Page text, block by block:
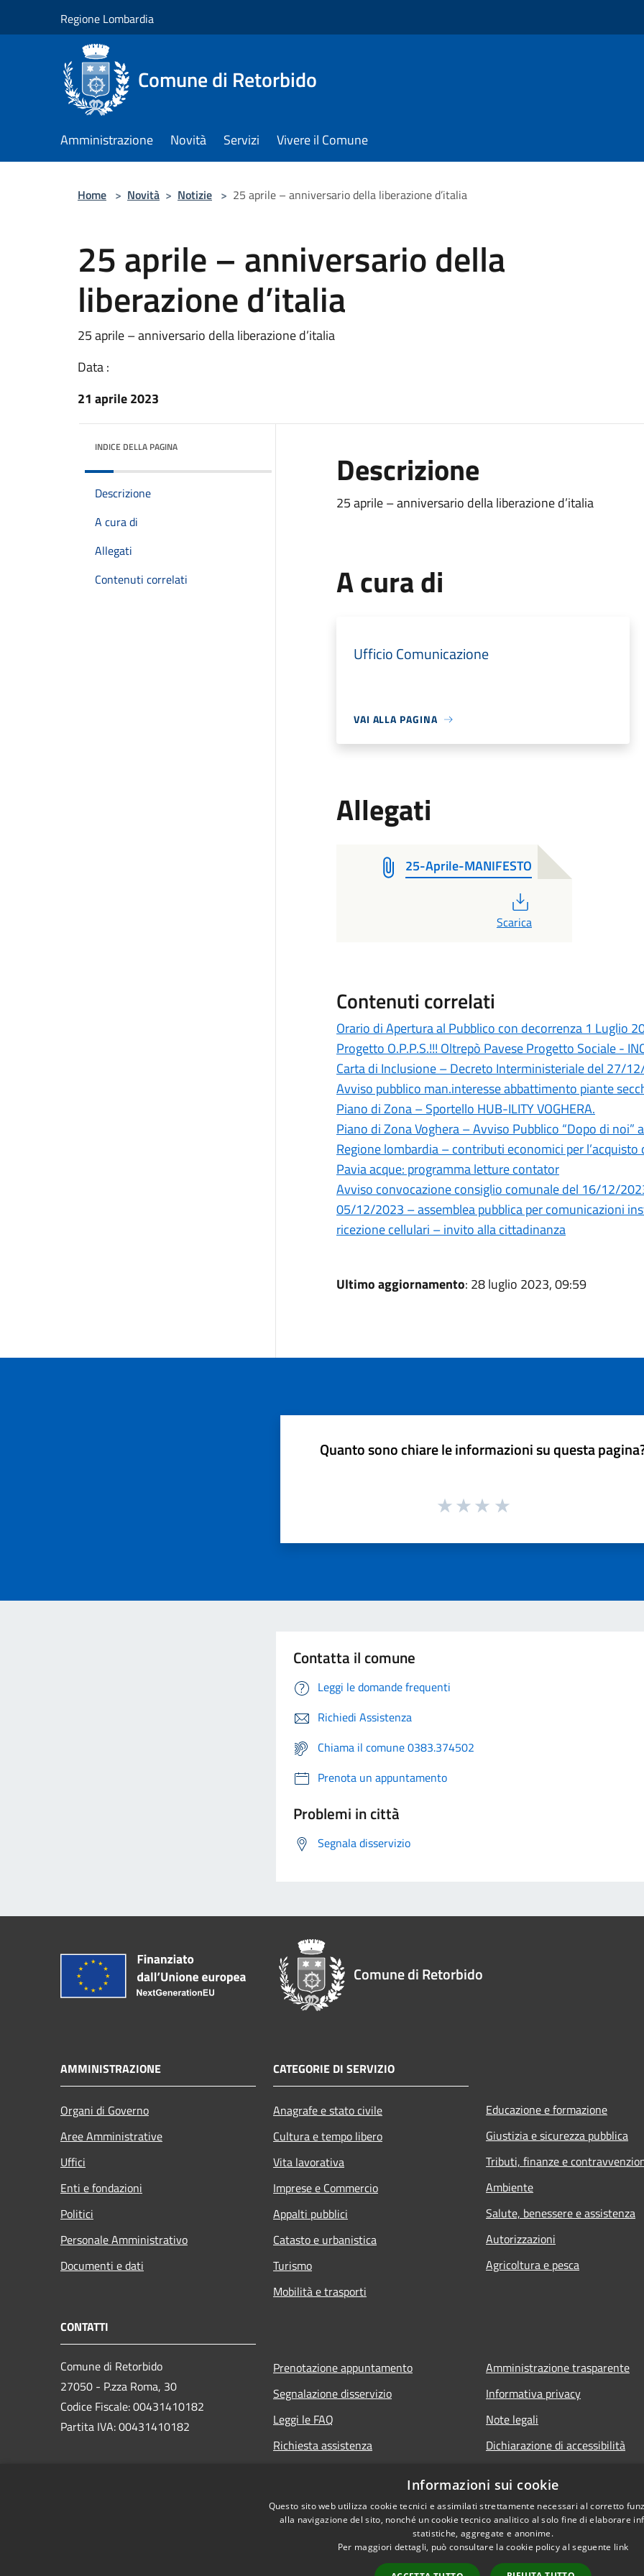
Regione Lombardia
Comune di Retorbido
Amministrazione Novità Servizi Vivere il Comune
Home > Novità > Notizie > 25 aprile – anniversario della liberazione d’italia
25 aprile – anniversario della
liberazione d’italia
25 aprile – anniversario della liberazione d’italia
Data :
21 aprile 2023
INDICE DELLA PAGINA
Descrizione
A cura di
Allegati
Contenuti correlati
Descrizione
25 aprile – anniversario della liberazione d’italia
A cura di
Ufficio Comunicazione
VAI ALLA PAGINA
Allegati
25-Aprile-MANIFESTO
Scarica
Contenuti correlati
Orario di Apertura al Pubblico con decorrenza 1 Luglio
Progetto O.P.P.S.!!! Oltrepò Pavese Progetto Sociale -
Carta di Inclusione – Decreto Interministeriale del 27/
Avviso pubblico man.interesse abbattimento piante
Piano di Zona – Sportello HUB-ILITY VOGHERA.
Piano di Zona Voghera – Avviso Pubblico “Dopo di
Regione lombardia – contributi economici per
Pavia acque: programma letture contator
Avviso convocazione consiglio comunale del 16/12/
05/12/2023 – assemblea pubblica per comunicazioni
ricezione cellulari – invito alla cittadinanza
Ultimo aggiornamento: 28 luglio 2023, 09:59
Quanto sono chiare le informazioni su questa
Contatta il comune
Leggi le domande frequenti
Richiedi Assistenza
Chiama il comune 0383.374502
Prenota un appuntamento
Problemi in città
Segnala disservizio
Comune di Retorbido
AMMINISTRAZIONE
Organi di Governo
Aree Amministrative
Uffici
Enti e fondazioni
Politici
Personale Amministrativo
Documenti e dati
CATEGORIE DI SERVIZIO
Anagrafe e stato civile
Cultura e tempo libero
Vita lavorativa
Imprese e Commercio
Appalti pubblici
Catasto e urbanistica
Turismo
Mobilità e trasporti
Educazione e formazione
Giustizia e sicurezza pubblica
Tributi, finanze e
Ambiente
Salute, benessere e assistenza
Autorizzazioni
Agricoltura e pesca
CONTATTI
Comune di Retorbido
27050 - P.zza Roma, 30
Codice Fiscale: 00431410182
Partita IVA: 00431410182
Prenotazione appuntamento
Segnalazione disservizio
Leggi le FAQ
Richiesta assistenza
Amministrazione trasparente
Informativa privacy
Note legali
Dichiarazione di accessibilità
Informazioni sui cookie
Questo sito web utilizza cookie tecnici e assimilati strettamente necessari al corretto
alla navigazione del sito, nonché un cookie tecnico analitico al solo fine di elaborare
statistiche, aggregate e anonime.
Per maggiori dettagli, può consultare la cookie policy al seguente link